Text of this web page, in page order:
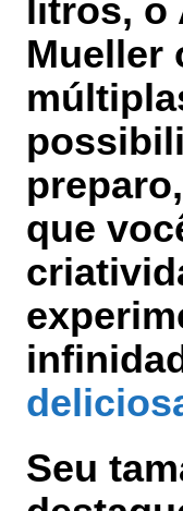
litros, o
Mueller
que
Seu